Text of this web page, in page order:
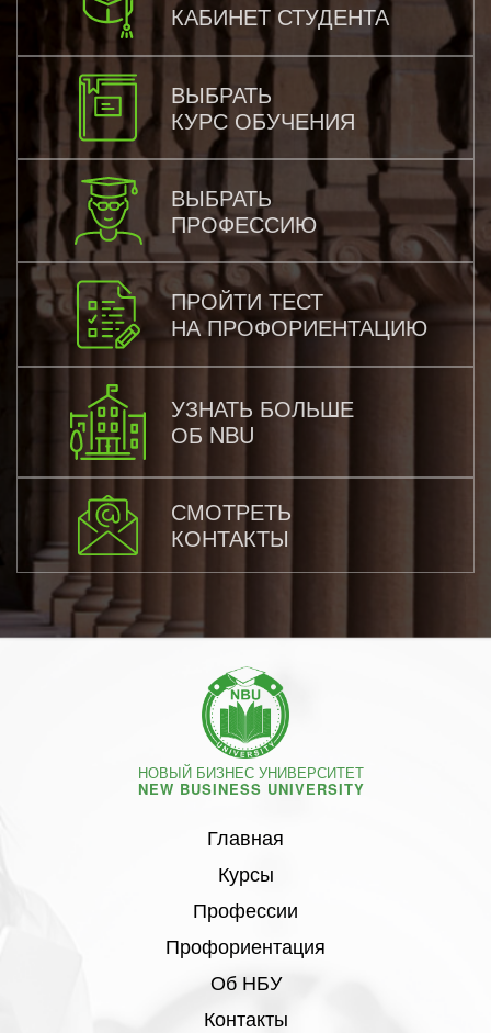
КАБИНЕТ СТУДЕНТА
ВЫБРАТЬ
КУРС ОБУЧЕНИЯ
ВЫБРАТЬ
ПРОФЕССИЮ
ПРОЙТИ ТЕСТ
НА ПРОФОРИЕНТАЦИЮ
УЗНАТЬ БОЛЬШЕ
ОБ NBU
СМОТРЕТЬ
КОНТАКТЫ
НОВЫЙ БИЗНЕС УНИВЕРСИТЕТ
NEW BUSINESS UNIVERSITY
Главная
Курсы
Профессии
Профориентация
Об НБУ
Контакты